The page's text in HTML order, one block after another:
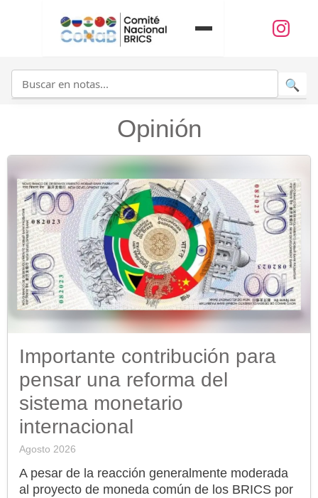
Opinión
Importante contribución para
pensar una reforma del
sistema monetario
internacional
Agosto 2026
A pesar de la reacción generalmente moderada
al proyecto de moneda común de los BRICS por